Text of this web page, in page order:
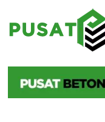
content
Pusat
Precast